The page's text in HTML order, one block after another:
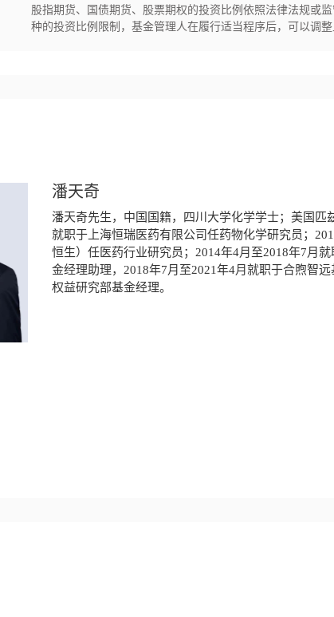
股指期货、国债期货、股票期权的投资比例依照法律法规或
种的投资比例限制，基金管理人在履行适当程序后，可以调整
潘天奇
潘天奇先生，中国国籍，四川大学化学学士；美国
就职于上海恒瑞医药有限公司任药物化学研究员；
恒生）任医药行业研究员；2014年4月至2018年7月
金经理助理，2018年7月至2021年4月就职于合煦智
权益研究部基金经理。